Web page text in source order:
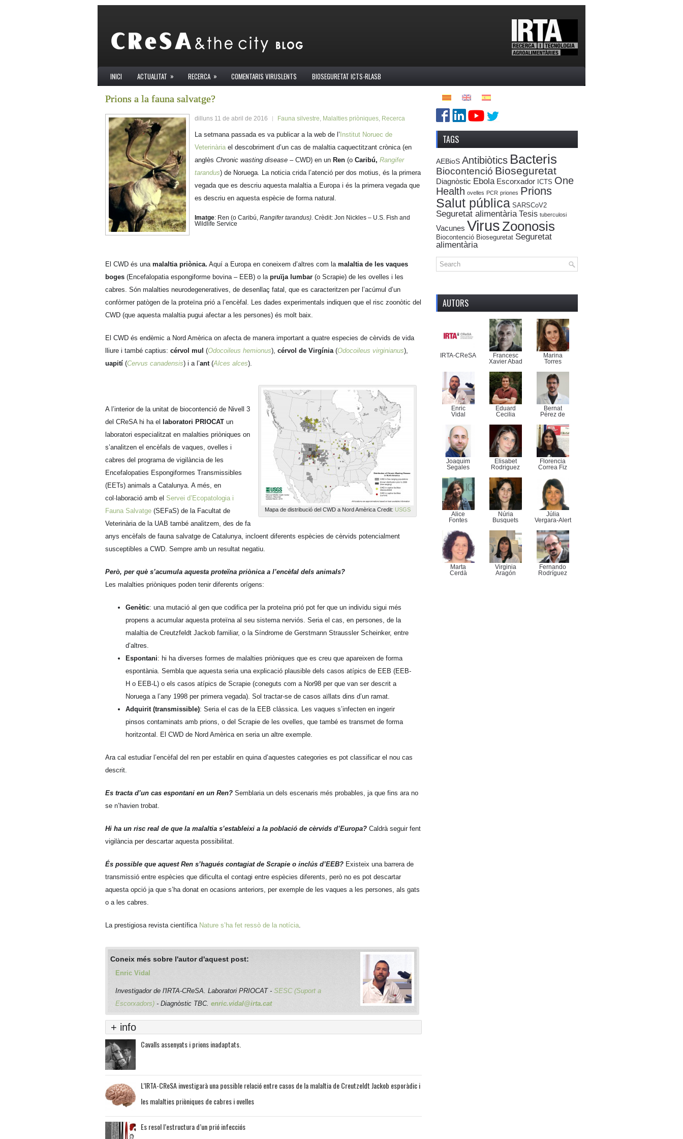
INICI ACTUALITAT » RECERCA » COMENTARIS VIRUSLENTS BIOSEGURETAT ICTS-RLASB
Prions a la fauna salvatge?
dilluns 11 de abril de 2016 Fauna silvestre, Malalties priòniques, Recerca
La setmana passada es va publicar a la web de l’ Institut Noruec de
Veterinària el descobriment d’un cas de malaltia caquectitzant crònica (en
anglès Chronic wasting disease – CWD) en un Ren (o Caribú, Rangifer
tarandus) de Noruega. La noticia crida l’atenció per dos motius, és la primera
vegada que es descriu aquesta malaltia a Europa i és la primera vegada que
es descriu en aquesta espècie de forma natural.
Imatge: Ren (o Caribú, Rangifer tarandus). Crèdit: Jon Nickles – U.S. Fish and
Wildlife Service
El CWD és una malaltia priònica. Aquí a Europa en coneixem d’altres com la malaltia de les vaques
boges (Encefalopatia espongiforme bovina – EEB) o la pruïja lumbar (o Scrapie) de les ovelles i les
cabres. Són malalties neurodegeneratives, de desenllaç fatal, que es caracteritzen per l’acúmul d’un
confòrmer patògen de la proteïna prió a l’encèfal. Les dades experimentals indiquen que el risc zoonòtic del
CWD (que aquesta malaltia pugui afectar a les persones) és molt baix.
El CWD és endèmic a Nord Amèrica on afecta de manera important a quatre especies de cèrvids de vida
lliure i també captius: cérvol mul (Odocoileus hemionus), cérvol de Virgínia(Odocoileus virginianus),
uapití (Cervus canadensis) i a l’ant(Alces alces).
Mapa de distribució del CWD a Nord Amèrica Credit: USGS
A l’interior de la unitat de biocontenció de Nivell 3
del CReSA hi ha el
laboratori PRIOCAT un
laboratori especialitzat en malalties priòniques on
s’analitzen el encèfals de vaques, ovelles i
cabres del programa de vigilància de les
Encefalopaties Espongiformes Transmissibles
(EETs) animals a Catalunya. A més, en
col·laboració amb el Servei d’Ecopatologia i
Fauna Salvatge (SEFaS) de la Facultat de
Veterinària de la UAB també analitzem, des de fa
anys encèfals de fauna salvatge de Catalunya, incloent diferents espècies de cèrvids potencialment
susceptibles a CWD. Sempre amb un resultat negatiu.
Però, per què s’acumula aquesta proteïna priònica a l’encèfal dels animals?
Les malalties priòniques poden tenir diferents orígens:
Genètic: una mutació al gen que codifica per la proteïna prió pot fer que un individu sigui més
propens a acumular aquesta proteïna al seu sistema nerviós. Seria el cas, en persones, de la
malaltia de Creutzfeldt Jackob familiar, o la Síndrome de Gerstmann Straussler Scheinker, entre
d’altres.
Espontani: hi ha diverses formes de malalties priòniques que es creu que apareixen de forma
espontània. Sembla que aquesta seria una explicació plausible dels casos atípics de EEB (EEB-
H o EEB-L) o els casos atípics de Scrapie (coneguts com a Nor98 per que van ser descrit a
Noruega a l’any 1998 per primera vegada). Sol tractar-se de casos aïllats dins d’un ramat.
Adquirit (transmissible): Seria el cas de la EEB clàssica. Les vaques s’infecten en ingerir
pinsos contaminats amb prions, o del Scrapie de les ovelles, que també es transmet de forma
horitzontal. El CWD de Nord Amèrica en seria un altre exemple.
Ara cal estudiar l’encèfal del ren per establir en quina d’aquestes categories es pot classificar el nou cas
descrit.
Es tracta d’un cas espontani en un Ren? Semblaria un dels escenaris més probables, ja que fins ara no
se n’havien trobat.
Hi ha un risc real de que la malaltia s’estableixi a la població de cèrvids d’Europa? Caldrà seguir fent
vigilància per descartar aquesta possibilitat.
És possible que aquest Ren s’hagués contagiat de Scrapie o inclús d’EEB? Existeix una barrera de
transmissió entre espècies que dificulta el contagi entre espècies diferents, però no es pot descartar
aquesta opció ja que s’ha donat en ocasions anteriors, per exemple de les vaques a les persones, als gats
o a les cabres.
La prestigiosa revista científica Nature s’ha fet ressò de la notícia.
Coneix més sobre l'autor d'aquest post:
Enric Vidal
Investigador de l'IRTA-CReSA. Laboratori PRIOCAT - SESC (Suport a
Escorxadors) - Diagnòstic TBC. enric.vidal@irta.cat
+ info
Cavalls assenyats i prions inadaptats.
L’IRTA-CReSA investigarà una possible relació entre casos de la malaltia de Creutzeldt Jackob esporàdic i
les malalties priòniques de cabres i ovelles
Es resol l’estructura d’un prió infecciós
TAGS
AEBioS Antibiòtics Bacteris
Biocontenció Bioseguretat
Diagnòstic Ebola Escorxador ICTS One
Health ovelles PCR priones Prions
Salut pública SARSCoV2
Seguretat alimentària Tesis tuberculosi
Vacunes VirusZoonosis
Biocontenció Bioseguretat Seguretat
alimentària
AUTORS
IRTA-CReSA
Francesc
Xavier Abad
Marina
Torres
Enric
Vidal
Eduard
Cecilia
Bernat
Pérez de
Joaquim
Segales
Elisabet
Rodriguez
Florencia
Correa Fiz
Alice
Fontes
Núria
Busquets
Júlia
Vergara-Alert
Marta
Cerdà
Virginia
Aragón
Fernando
Rodríguez